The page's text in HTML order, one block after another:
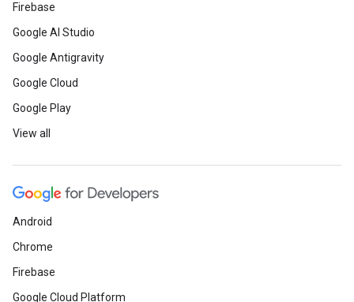
Firebase
Google AI Studio
Google Antigravity
Google Cloud
Google Play
View all
Android
Chrome
Firebase
Google Cloud Platform